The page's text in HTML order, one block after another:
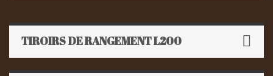
TIROIRS DE RANGEMENT L200